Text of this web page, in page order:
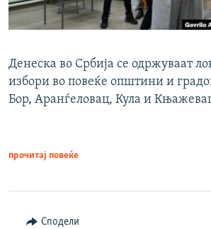
Денеска во Србија се одржуваат
избори во повеќе општини и
Бор, Аранѓеловац, Кула и
прочитај повеќе
Сподели